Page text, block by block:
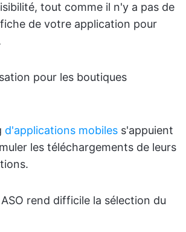
tout comme il n'y a pas de
de votre application pour
pour les boutiques
d'applications mobiles s'appuient
les téléchargements de leurs
rend difficile la sélection du